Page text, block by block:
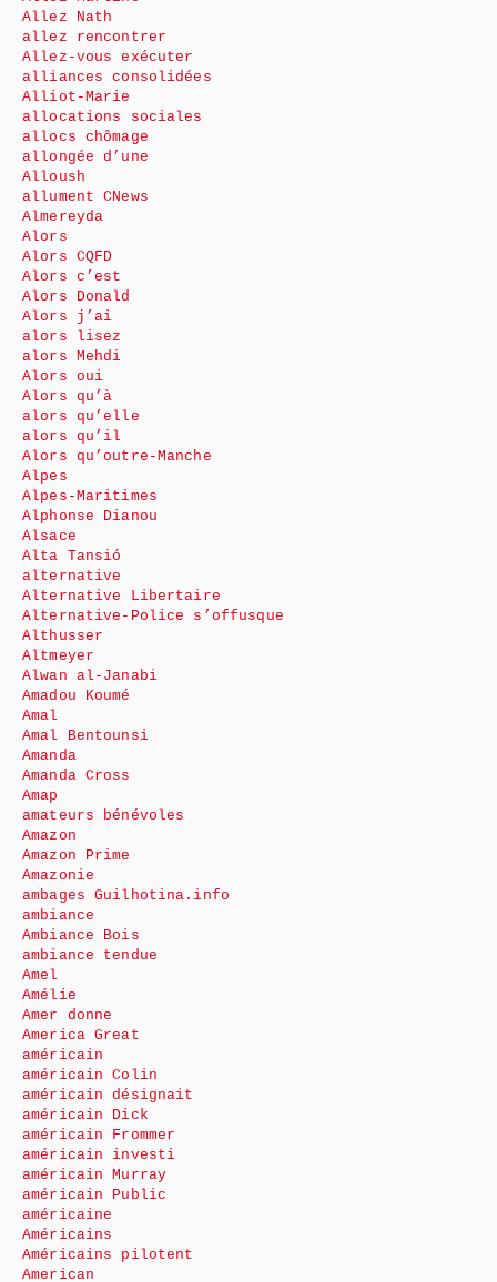
Allez Nath
allez rencontrer
Allez-vous exécuter
alliances consolidées
Alliot-Marie
allocations sociales
allocs chômage
allongée d’une
Alloush
allument CNews
Almereyda
Alors
Alors CQFD
Alors c’est
Alors Donald
Alors j’ai
alors lisez
alors Mehdi
Alors oui
Alors qu’à
alors qu’elle
alors qu’il
Alors qu’outre-Manche
Alpes
Alpes-Maritimes
Alphonse Dianou
Alsace
Alta Tansió
alternative
Alternative Libertaire
Alternative-Police s’offusque
Althusser
Altmeyer
Alwan al-Janabi
Amadou Koumé
Amal
Amal Bentounsi
Amanda
Amanda Cross
Amap
amateurs bénévoles
Amazon
Amazon Prime
Amazonie
ambages Guilhotina.info
ambiance
Ambiance Bois
ambiance tendue
Amel
Amélie
Amer donne
America Great
américain
américain Colin
américain désignait
américain Dick
américain Frommer
américain investi
américain Murray
américain Public
américaine
Américains
Américains pilotent
American